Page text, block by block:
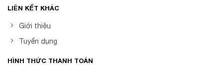
LIÊN KẾT KHÁC
Giới thiệu
Tuyển dụng
HÌNH THỨC THANH TOÁN